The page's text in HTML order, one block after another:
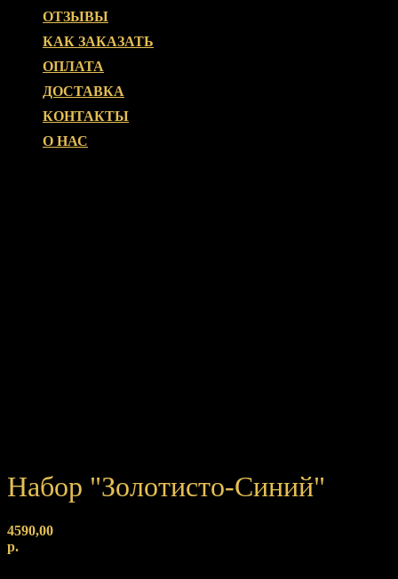
ОТЗЫВЫ
КАК ЗАКАЗАТЬ
ОПЛАТА
ДОСТАВКА
КОНТАКТЫ
О НАС
Набор "Золотисто-Синий"
4590,00
р.